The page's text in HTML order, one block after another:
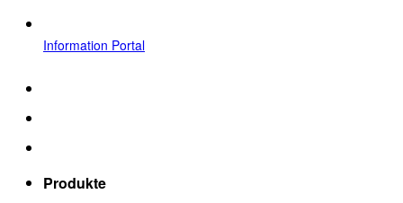
Information Portal
Produkte